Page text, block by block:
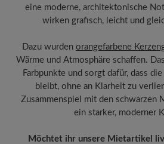
eine moderne, architektonische
wirken grafisch, leicht und
Dazu wurden orangefarbene
Wärme und Atmosphäre schaffen.
Farbpunkte und sorgt dafür, dass
bleibt, ohne an Klarheit zu
Zusammenspiel mit den schwarzen
ein starker, moderner
Möchtet ihr unsere Mietartikel